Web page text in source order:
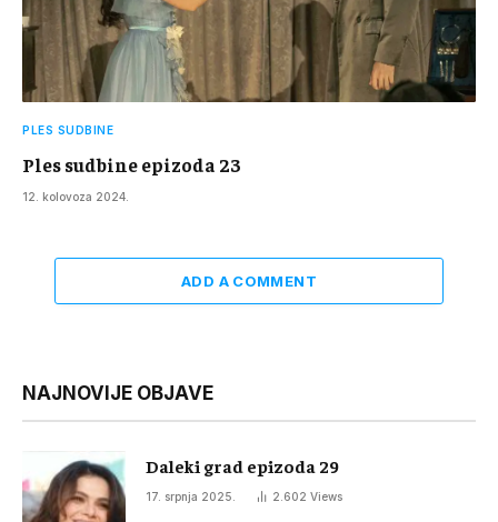
PLES SUDBINE
Ples sudbine epizoda 23
12. kolovoza 2024.
ADD A COMMENT
NAJNOVIJE OBJAVE
Daleki grad epizoda 29
17. srpnja 2025. 2.602 Views